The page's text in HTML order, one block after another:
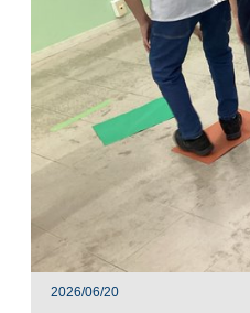
2026/06/20